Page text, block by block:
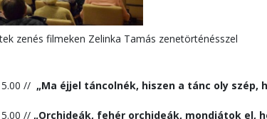
zenés filmeken Zelinka Tamás zenetörténésszel
// „Ma éjjel táncolnék, hiszen a tánc oly szép,
// „Orchideák, fehér orchideák, mondjátok el,